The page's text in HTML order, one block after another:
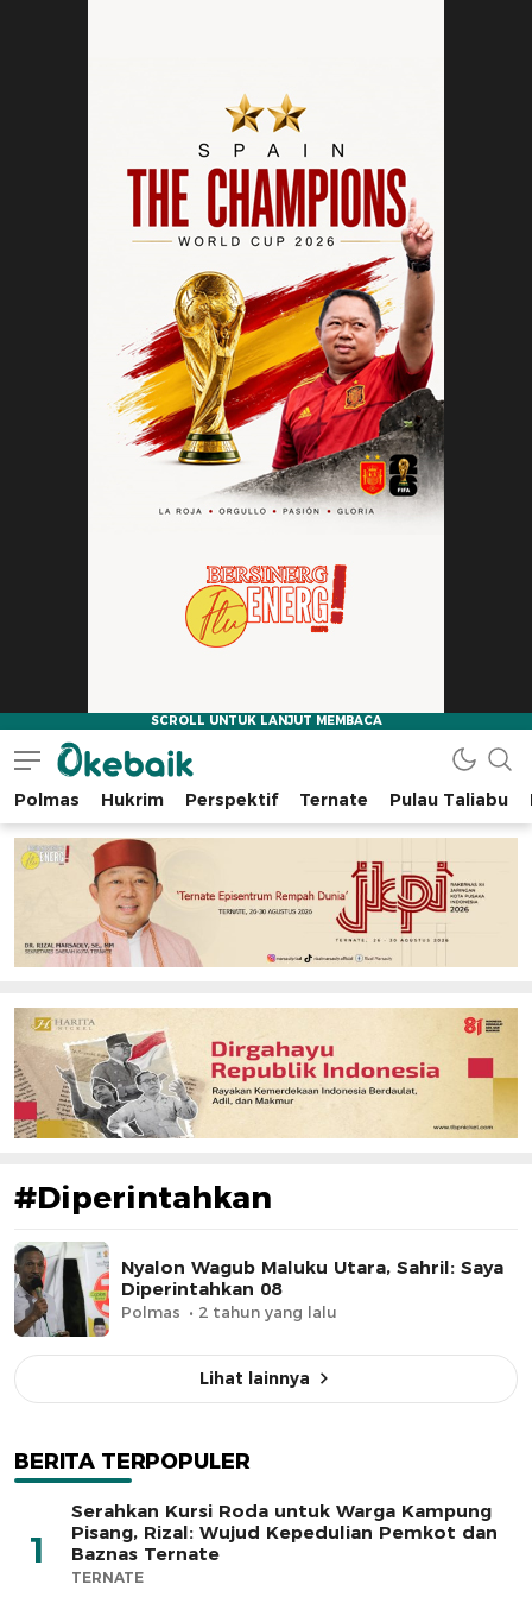
Okebaik.id
Baiknya Dibaca
Polmas Hukrim Perspektif Ternate Pulau Taliabu
#Diperintahkan
Nyalon Wagub Maluku Utara, Sahril: Saya
Diperintahkan 08
Polmas 2 tahun yang lalu
Lihat lainnya
BERITA TERPOPULER
1
Serahkan Kursi Roda untuk Warga Kampung
Pisang, Rizal: Wujud Kepedulian Pemkot dan
Baznas Ternate
TERNATE